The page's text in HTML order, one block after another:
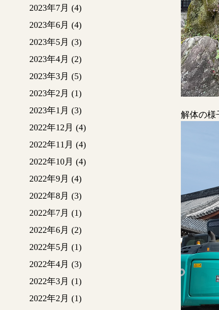
2023年7月 (4)
2023年6月 (4)
2023年5月 (3)
2023年4月 (2)
2023年3月 (5)
2023年2月 (1)
2023年1月 (3)
2022年12月 (4)
2022年11月 (4)
2022年10月 (4)
2022年9月 (4)
2022年8月 (3)
2022年7月 (1)
2022年6月 (2)
2022年5月 (1)
2022年4月 (3)
2022年3月 (1)
2022年2月 (1)
解体の様